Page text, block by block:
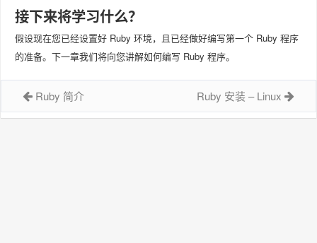
接下来将学习什么？
假设现在您已经设置好 Ruby 环境，且已经做好编写第一个 Ruby 程序
的准备。下一章我们将向您讲解如何编写 Ruby 程序。
Ruby 简介 Ruby 安装 – Linux